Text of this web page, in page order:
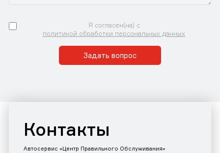
Я согласен(на) с
политикой обработки персональных данных
Задать вопрос
Контакты
Автосервис «Центр Правильного Обслуживания»